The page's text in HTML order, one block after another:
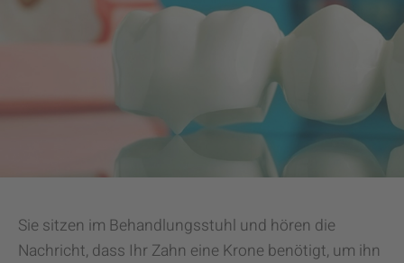
Sie sitzen im Behandlungsstuhl und hören die
Nachricht, dass Ihr Zahn eine Krone benötigt, um ihn